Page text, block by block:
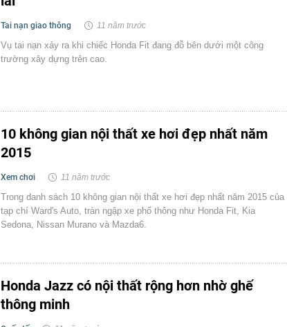
Tai nạn giao thông 11 năm trước
Vụ tai nạn xảy ra khi chiếc Honda Fit đang đỗ bên dưới một công
trường xây dựng trên cao.
10 không gian nội thất xe hơi đẹp nhất năm
2015
Xem chơi 11 năm trước
Trong danh sách 10 không gian nội thất xe hơi đẹp nhất năm 2015 của
tạp chí Ward's Auto, tràn ngập xe phổ thông như Honda Fit, Kia
Sedona, Nissan Murano và Mazda6.
Honda Jazz có nội thất rộng hơn nhờ ghế
thông minh